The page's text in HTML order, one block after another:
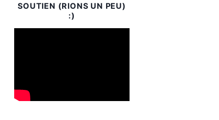
SOUTIEN (RIONS UN PEU)
:)